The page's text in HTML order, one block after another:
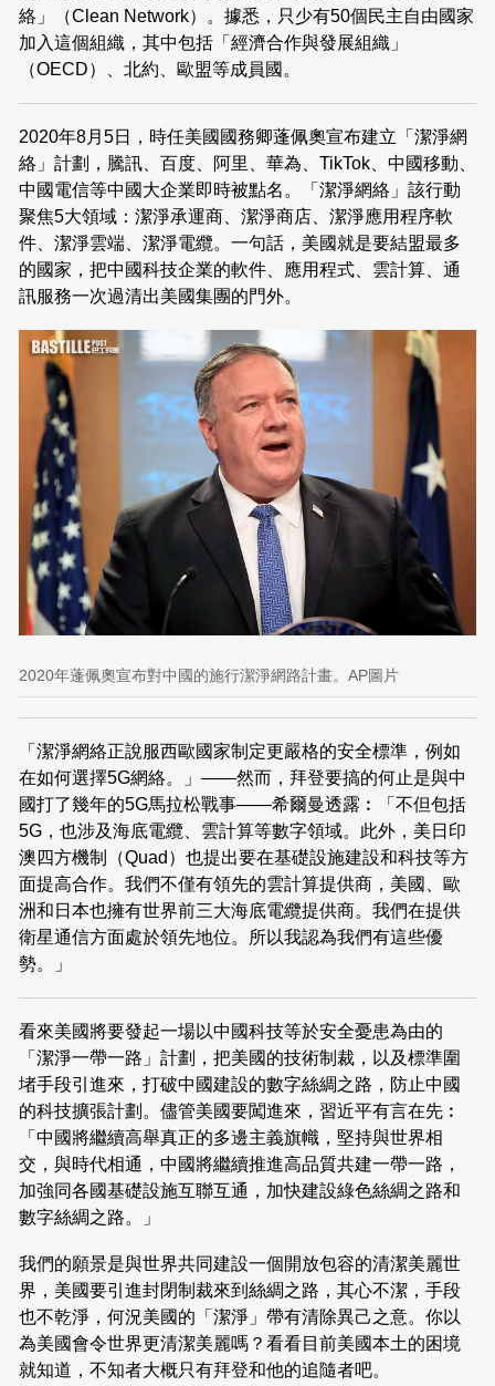
絡」（Clean Network）。據悉，只少有50個民主自由國家
加入這個組織，其中包括「經濟合作與發展組織」
（OECD）、北約、歐盟等成員國。
2020年8月5日，時任美國國務卿蓬佩奧宣布建立「潔淨網
絡」計劃，騰訊、百度、阿里、華為、TikTok、中國移動、
中國電信等中國大企業即時被點名。「潔淨網絡」該行動
聚焦5大領域：潔淨承運商、潔淨商店、潔淨應用程序軟
件、潔淨雲端、潔淨電纜。一句話，美國就是要結盟最多
的國家，把中國科技企業的軟件、應用程式、雲計算、通
訊服務一次過清出美國集團的門外。
2020年蓬佩奧宣布對中國的施行潔淨網路計畫。AP圖片
「潔淨網絡正說服西歐國家制定更嚴格的安全標準，例如
在如何選擇5G網絡。」——然而，拜登要搞的何止是與中
國打了幾年的5G馬拉松戰事——希爾曼透露︰「不但包括
5G，也涉及海底電纜、雲計算等數字領域。此外，美日印
澳四方機制（Quad）也提出要在基礎設施建設和科技等方
面提高合作。我們不僅有領先的雲計算提供商，美國、歐
洲和日本也擁有世界前三大海底電纜提供商。我們在提供
衛星通信方面處於領先地位。所以我認為我們有這些優
勢。」
看來美國將要發起一場以中國科技等於安全憂患為由的
「潔淨一帶一路」計劃，把美國的技術制裁，以及標準圍
堵手段引進來，打破中國建設的數字絲綢之路，防止中國
的科技擴張計劃。儘管美國要闖進來，習近平有言在先︰
「中國將繼續高舉真正的多邊主義旗幟，堅持與世界相
交，與時代相通，中國將繼續推進高品質共建一帶一路，
加強同各國基礎設施互聯互通，加快建設綠色絲綢之路和
數字絲綢之路。」
我們的願景是與世界共同建設一個開放包容的清潔美麗世
界，美國要引進封閉制裁來到絲綢之路，其心不潔，手段
也不乾淨，何況美國的「潔淨」帶有清除異己之意。你以
為美國會令世界更清潔美麗嗎？看看目前美國本土的困境
就知道，不知者大概只有拜登和他的追隨者吧。